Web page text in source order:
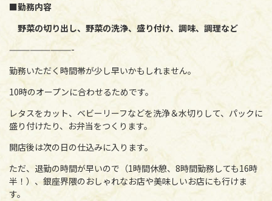
■勤務内容
野菜の切り出し、野菜の洗浄、盛り付け、調味、調理など
—————————-
勤務いただく時間帯が少し早いかもしれません。
10時のオープンに合わせるためです。
レタスをカット、ベビーリーフなどを洗浄＆水切りして、パックに
盛り付けたり、お弁当をつくります。
開店後は次の日の仕込みに入ります。
ただ、退勤の時間が早いので（1時間休憩、8時間勤務しても16時
半！）、銀座界隈のおしゃれなお店や美味しいお店にも行けま
す。